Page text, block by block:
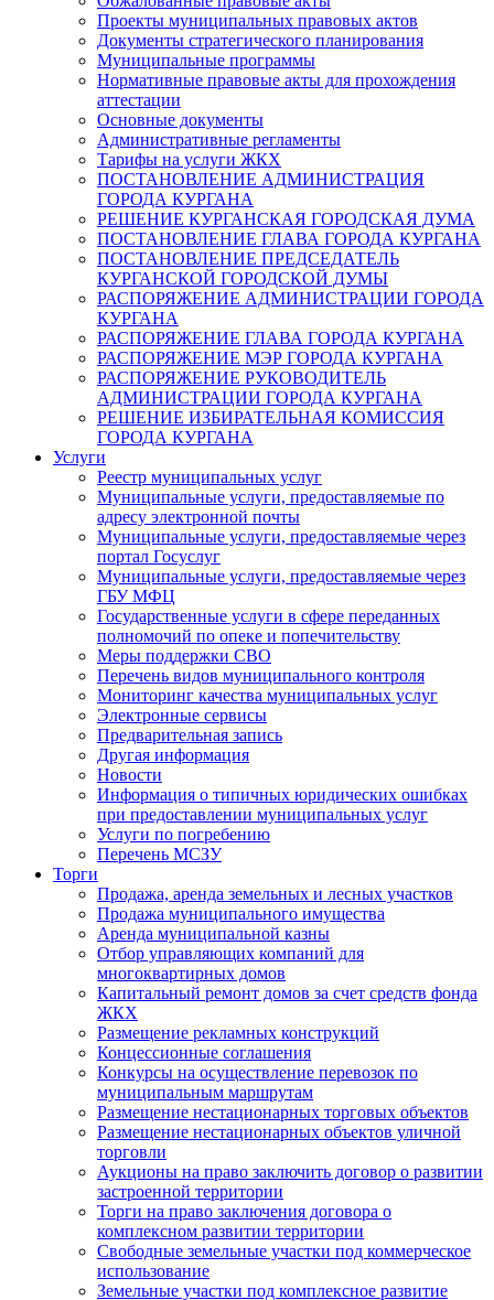
Проекты муниципальных правовых актов
Документы стратегического планирования
Муниципальные программы
Нормативные правовые акты для прохождения
аттестации
Основные документы
Административные регламенты
Тарифы на услуги ЖКХ
ПОСТАНОВЛЕНИЕ АДМИНИСТРАЦИЯ
ГОРОДА КУРГАНА
РЕШЕНИЕ КУРГАНСКАЯ ГОРОДСКАЯ ДУМА
ПОСТАНОВЛЕНИЕ ГЛАВА ГОРОДА КУРГАНА
ПОСТАНОВЛЕНИЕ ПРЕДСЕДАТЕЛЬ
КУРГАНСКОЙ ГОРОДСКОЙ ДУМЫ
РАСПОРЯЖЕНИЕ АДМИНИСТРАЦИИ ГОРОДА
КУРГАНА
РАСПОРЯЖЕНИЕ ГЛАВА ГОРОДА КУРГАНА
РАСПОРЯЖЕНИЕ МЭР ГОРОДА КУРГАНА
РАСПОРЯЖЕНИЕ РУКОВОДИТЕЛЬ
АДМИНИСТРАЦИИ ГОРОДА КУРГАНА
РЕШЕНИЕ ИЗБИРАТЕЛЬНАЯ КОМИССИЯ
ГОРОДА КУРГАНА
Услуги
Реестр муниципальных услуг
Муниципальные услуги, предоставляемые по
адресу электронной почты
Муниципальные услуги, предоставляемые через
портал Госуслуг
Муниципальные услуги, предоставляемые через
ГБУ МФЦ
Государственные услуги в сфере переданных
полномочий по опеке и попечительству
Меры поддержки СВО
Перечень видов муниципального контроля
Мониторинг качества муниципальных услуг
Электронные сервисы
Предварительная запись
Другая информация
Новости
Информация о типичных юридических ошибках
при предоставлении муниципальных услуг
Услуги по погребению
Перечень МСЗУ
Торги
Продажа, аренда земельных и лесных участков
Продажа муниципального имущества
Аренда муниципальной казны
Отбор управляющих компаний для
многоквартирных домов
Капитальный ремонт домов за счет средств фонда
ЖКХ
Размещение рекламных конструкций
Концессионные соглашения
Конкурсы на осуществление перевозок по
муниципальным маршрутам
Размещение нестационарных торговых объектов
Размещение нестационарных объектов уличной
торговли
Аукционы на право заключить договор о развитии
застроенной территории
Торги на право заключения договора о
комплексном развитии территории
Свободные земельные участки под коммерческое
использование
Земельные участки под комплексное развитие